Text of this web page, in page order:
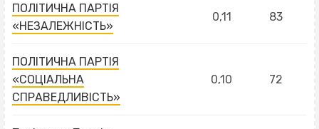
ПОЛІТИЧНА ПАРТІЯ
«НЕЗАЛЕЖНІСТЬ»
0,11 83
ПОЛІТИЧНА ПАРТІЯ
«СОЦІАЛЬНА
СПРАВЕДЛИВІСТЬ»
0,10 72